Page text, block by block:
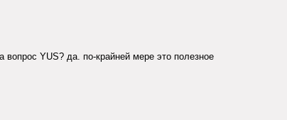
вопрос YUS? да. по-крайней мере это полезное